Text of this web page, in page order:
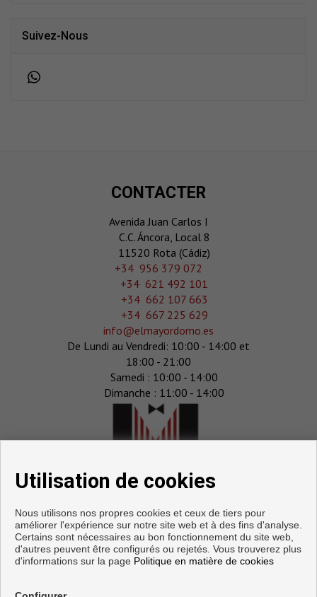
Suivez-Nous
CONTACTER
Avenida Juan Carlos I
C.C. Áncora, Local 8
11520 Rota (Cádiz)
‎+34 956 379 072
+34 621 492 101
+34 662 107 663
+34 667 225 629
info@elmayordomo.es
De Lundi au Vendredi: 10:00 - 14:00 et
18:00 - 21:00
Samedi : 10:00 - 14:00
Dimanche : 11:00 - 14:00
Utilisation de cookies
Nous utilisons nos propres cookies et ceux de tiers pour
améliorer l'expérience sur notre site web et à des fins d'analyse.
Certains sont nécessaires au bon fonctionnement du site web,
d'autres peuvent être configurés ou rejetés. Vous trouverez plus
d'informations sur la page Politique en matière de cookies